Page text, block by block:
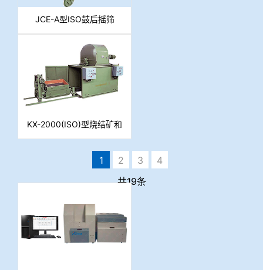
JCE-A型ISO鼓后摇筛
KX-2000(ISO)型烧结矿和
球团矿强度测定转鼓
1 2 3
4
共19条